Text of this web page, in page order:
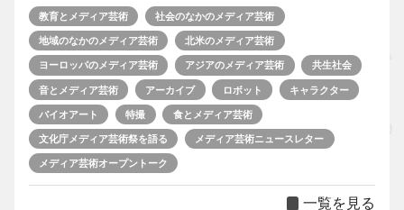
教育とメディア芸術 社会のなかのメディア芸術
地域のなかのメディア芸術 北米のメディア芸術
ヨーロッパのメディア芸術 アジアのメディア芸術 共生社会
音とメディア芸術 アーカイブ ロボット キャラクター
バイオアート 特撮 食とメディア芸術
文化庁メディア芸術祭を語る メディア芸術ニュースレター
メディア芸術オープントーク
一覧を見る